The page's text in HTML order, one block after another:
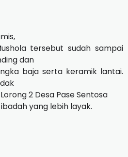
tersebut sudah sampai
dan
baja serta keramik lantai.
2 Desa Pase Sentosa
yang lebih layak.